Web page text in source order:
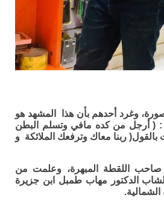
وغرد أحدهم بأن هذا المشهد هو
: ( أرجل من كده مافي وتسلم البطن
بالقول( ربنا معاك وترفعك الملائكة و
اللقطة المبهرة، وعلمت من
الدكتور مهاب طمبل ابن جزيرة
الشمالية.